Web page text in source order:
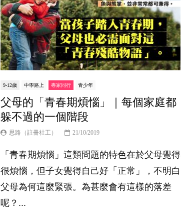
9-12歲 中學路上 專家同行 青少年
父母的「青春期煩惱」｜每個家庭都
躲不過的一個階段
思路（註冊社工） 21/10/2019
「青春期煩惱」這類問題的特色在於父母覺得
很煩惱，但子女覺得自己好「正常」，不明白
父母為何這麼緊張。為甚麼會有這樣的落差
呢？...